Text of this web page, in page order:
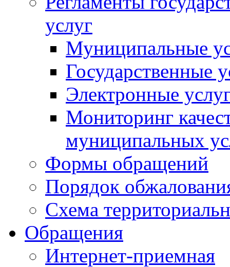
услуг
Муниципальные
Государственные
Электронные
Мониторинг
муниципальных
Формы обращений
Порядок
Схема
Обращения
Интернет-приемная